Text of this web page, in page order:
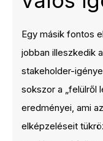
Egy másik fontos
jobban illeszkedik
stakeholder-
sokszor a „felülről
eredményei, ami
elképzeléseit